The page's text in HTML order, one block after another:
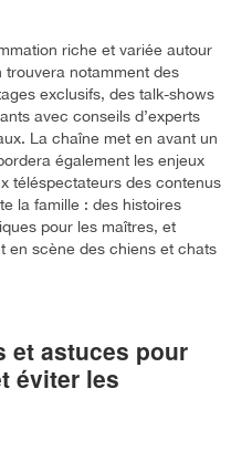
riche et variée autour
trouvera notamment des
exclusifs, des talk-shows
avec conseils d’experts
La chaîne met en avant un
également les enjeux
téléspectateurs des contenus
la famille : des histoires
pour les maîtres, et
en scène des chiens et chats
et astuces pour
éviter les